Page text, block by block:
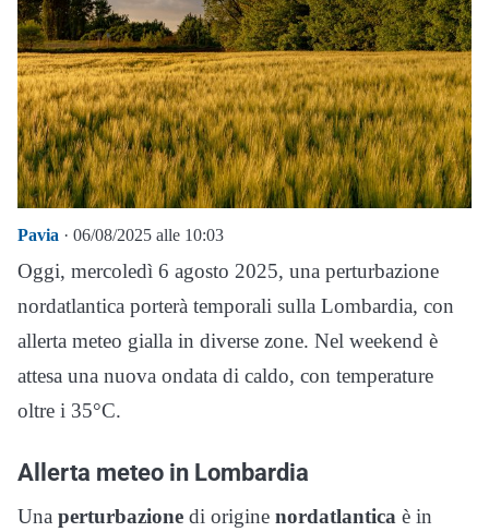
Pavia · 06/08/2025 alle 10:03
Oggi, mercoledì 6 agosto 2025, una perturbazione
nordatlantica porterà temporali sulla Lombardia, con
allerta meteo gialla in diverse zone. Nel weekend è
attesa una nuova ondata di caldo, con temperature
oltre i 35°C.
Allerta meteo in Lombardia
Una perturbazione di origine nordatlantica è in